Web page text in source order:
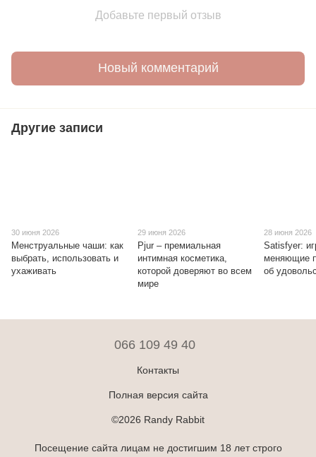
Добавьте первый отзыв
Новый комментарий
Другие записи
30 июня 2026
Менструальные чаши: как
выбрать, использовать и
ухаживать
29 июня 2026
Pjur – премиальная
интимная косметика,
которой доверяют во всем
мире
28 июня 2026
Satisfyer:
меняющие
об
066 109 49 40
Контакты
Полная версия сайта
©2026 Randy Rabbit
Посещение сайта лицам не достигшим 18 лет строго